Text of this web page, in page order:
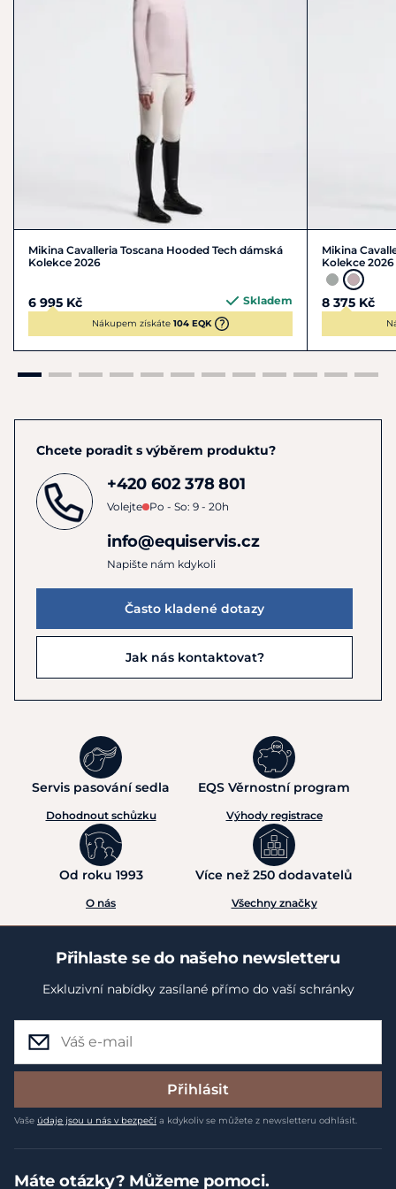
nesušit v sušičce, žehlit při max. teplotě 110 °C bez páry,
nečistit chemicky, prát naruby, žehlit naruby.
Mikina Cavalleria Toscana Hooded Tech dámská
Kolekce 2026
6 995 Kč Skladem
Nákupem získáte 104 EQK
Mikina
Kolekce 2026
8 375 Kč
Chcete poradit s výběrem produktu?
+420 602 378 801
Volejte Po - So: 9 - 20h
info@equiservis.cz
Napište nám kdykoli
Často kladené dotazy
Jak nás kontaktovat?
Servis pasování sedla
Dohodnout schůzku
EQS Věrnostní program
Výhody registrace
Od roku 1993
O nás
Více než 250 dodavatelů
Všechny značky
Přihlaste se do našeho newsletteru
Exkluzivní nabídky zasílané přímo do vaší schránky
Přihlásit
Vaše údaje jsou u nás v bezpečí a kdykoliv se můžete z newsletteru odhlásit.
Máte otázky? Můžeme pomoci.